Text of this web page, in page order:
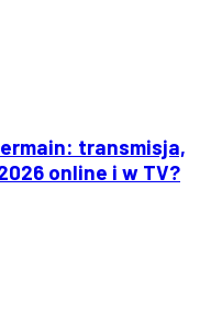
transmisja,
online i w TV?